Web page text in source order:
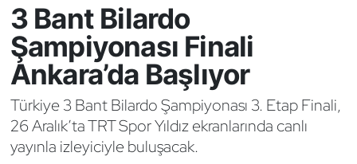
3 Bant Bilardo
Şampiyonası Finali
Ankara’da Başlıyor
Türkiye 3 Bant Bilardo Şampiyonası 3. Etap Finali,
26 Aralık’ta TRT Spor Yıldız ekranlarında canlı
yayınla izleyiciyle buluşacak.
Binicilik
Bisiklet
Bocce Bowling Dart
Boks